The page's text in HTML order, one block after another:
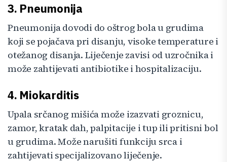
3. Pneumonija
Pneumonija dovodi do oštrog bola u grudima
koji se pojačava pri disanju, visoke temperature i
otežanog disanja. Liječenje zavisi od uzročnika i
može zahtijevati antibiotike i hospitalizaciju.
4. Miokarditis
Upala srčanog mišića može izazvati groznicu,
zamor, kratak dah, palpitacije i tup ili pritisni bol
u grudima. Može narušiti funkciju srca i
zahtijevati specijalizovano liječenje.